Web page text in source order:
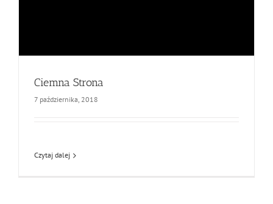
Ciemna Strona
7 października, 2018
Czytaj dalej